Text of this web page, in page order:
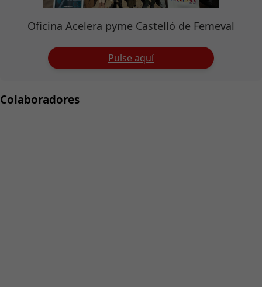
Oficina Acelera pyme Castelló de Femeval
Pulse aquí
Colaboradores